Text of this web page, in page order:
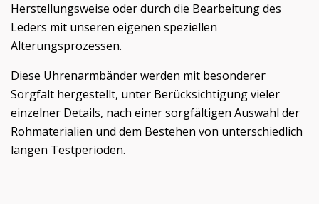
Herstellungsweise oder durch die Bearbeitung des
Leders mit unseren eigenen speziellen
Alterungsprozessen.
Diese Uhrenarmbänder werden mit besonderer
Sorgfalt hergestellt, unter Berücksichtigung vieler
einzelner Details, nach einer sorgfältigen Auswahl der
Rohmaterialien und dem Bestehen von unterschiedlich
langen Testperioden.